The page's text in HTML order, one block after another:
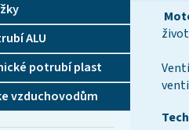
ALU
potrubí plast
vzduchovodům